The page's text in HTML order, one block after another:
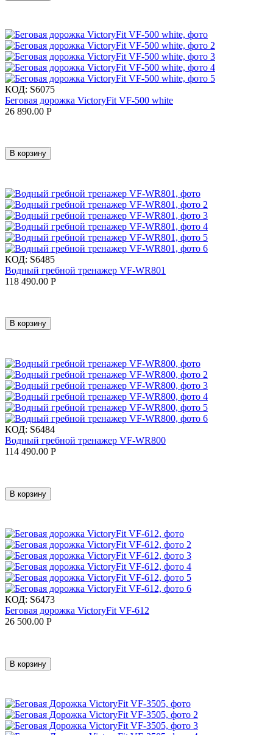
КОД: S6075
Беговая дорожка VictoryFit VF-500 white
26 890.00 Р
В корзину
КОД: S6485
Водный гребной тренажер VF-WR801
118 490.00 Р
В корзину
КОД: S6484
Водный гребной тренажер VF-WR800
114 490.00 Р
В корзину
КОД: S6473
Беговая дорожка VictoryFit VF-612
26 500.00 Р
В корзину